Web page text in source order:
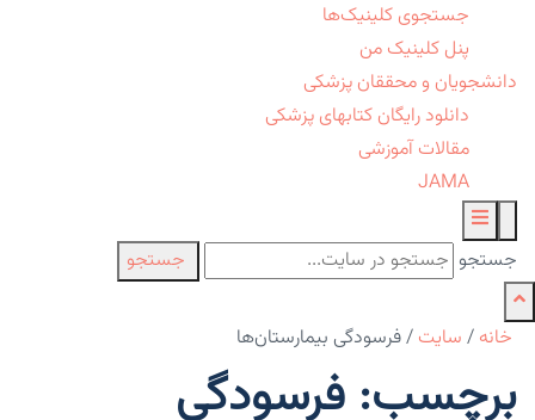
جستجوی کلینیک‌ها
پنل کلینیک من
دانشجویان و محققان پزشکی
دانلود رایگان کتابهای پزشکی
مقالات آموزشی
JAMA
جستجو جستجو
خانه / سایت /فرسودگی بیمارستان‌ها
برچسب: فرسودگی